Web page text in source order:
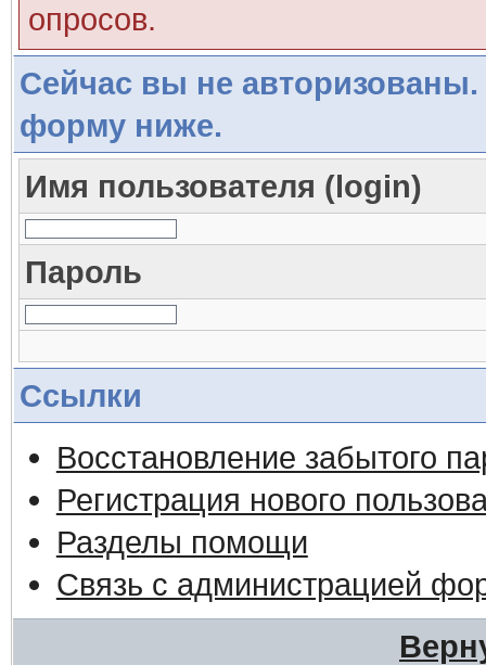
опросов.
Сейчас вы не авторизованы.
форму ниже.
Имя пользователя (login)
Пароль
Ссылки
Восстановление забытого
Регистрация нового
Разделы помощи
Связь с администрацией